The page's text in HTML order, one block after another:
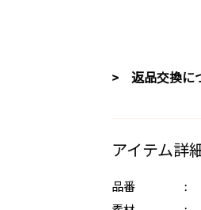
> 返品交換に
アイテム詳
品番 :